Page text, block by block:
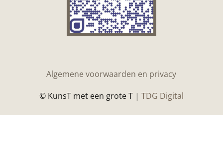
Algemene voorwaarden en privacy
© KunsT met een grote T | TDG Digital